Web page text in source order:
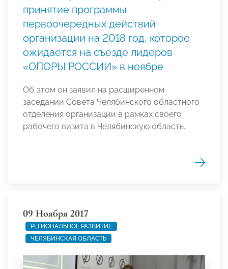
принятие программы
первоочередных действий
организации на 2018 год, которое
ожидается на съезде лидеров
«ОПОРЫ РОССИИ» в ноябре
Об этом он заявил на расширенном
заседании Совета Челябинского областного
отделения организации в рамках своего
рабочего визита в Челябинскую область.
09 Ноября 2017
РЕГИОНАЛЬНОЕ РАЗВИТИЕ
ЧЕЛЯБИНСКАЯ ОБЛАСТЬ